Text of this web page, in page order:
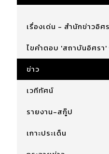
เรื่องเด่น - สำนักข่าวอิศ
ไขคำตอบ 'สถาบันอิศร
ข่าว
เวทีทัศน์
รายงาน-สกู๊ป
เกาะประเด็น